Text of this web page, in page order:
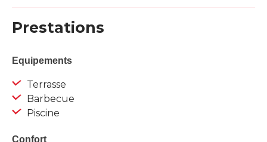
Prestations
Equipements
Terrasse
Barbecue
Piscine
Confort